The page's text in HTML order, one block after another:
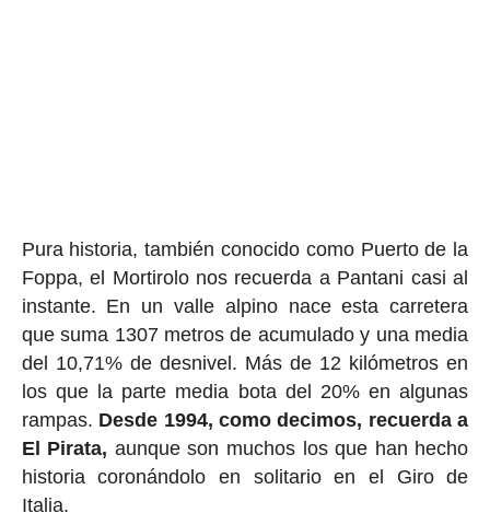
Pura historia, también conocido como Puerto de la
Foppa, el Mortirolo nos recuerda a Pantani casi al
instante. En un valle alpino nace esta carretera
que suma 1307 metros de acumulado y una media
del 10,71% de desnivel. Más de 12 kilómetros en
los que la parte media bota del 20% en algunas
rampas. Desde 1994, como decimos, recuerda a
El Pirata, aunque son muchos los que han hecho
historia coronándolo en solitario en el Giro de
Italia.